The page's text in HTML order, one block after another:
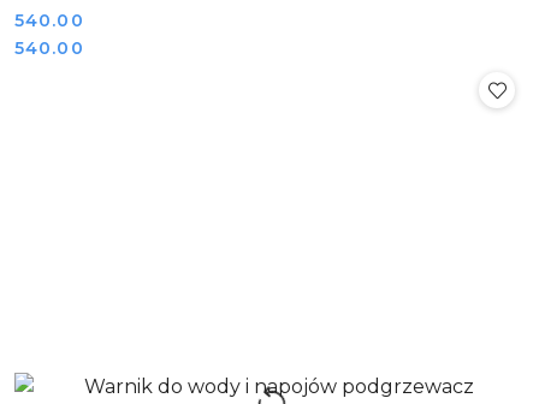
Cena:
540.00
Cena:
540.00